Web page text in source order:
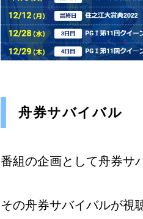
舟券サバイバル
番組の企画として舟券サ
その舟券サバイバルが視